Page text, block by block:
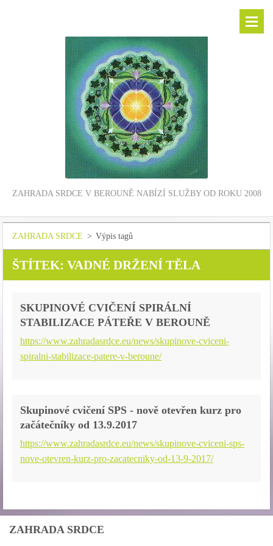
ZAHRADA SRDCE V BEROUNĚ NABÍZÍ SLUŽBY OD ROKU 2008
ZAHRADA SRDCE > Výpis tagů
ŠTÍTEK: VADNÉ DRŽENÍ TĚLA
SKUPINOVÉ CVIČENÍ SPIRÁLNÍ
STABILIZACE PÁTEŘE V BEROUNĚ
https://www.zahradasrdce.eu/news/skupinove-cviceni-
spiralni-stabilizace-patere-v-beroune/
Skupinové cvičení SPS - nově otevřen kurz pro
začátečníky od 13.9.2017
https://www.zahradasrdce.eu/news/skupinove-cviceni-sps-
nove-otevren-kurz-pro-zacatecniky-od-13-9-2017/
ZAHRADA SRDCE